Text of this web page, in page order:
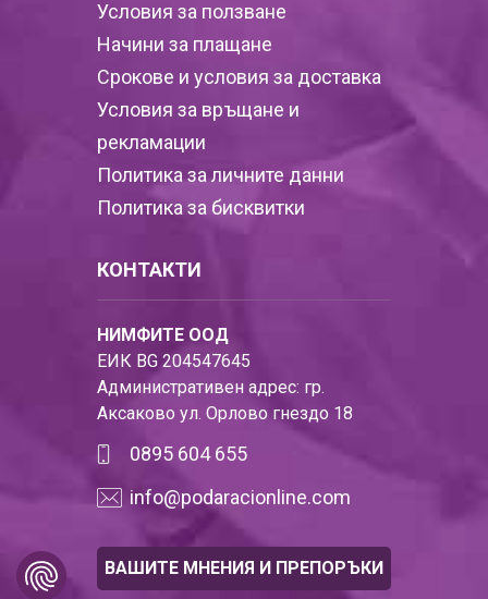
Условия за ползване
Начини за плащане
Срокове и условия за доставка
Условия за връщане и
рекламации
Политика за личните данни
Политика за бисквитки
КОНТАКТИ
НИМФИТЕ ООД
ЕИК BG 204547645
Административен адрес: гр.
Аксаково ул. Орлово гнездо 18
0895 604 655
info@podaracionline.com
ВАШИТЕ МНЕНИЯ И ПРЕПОРЪКИ